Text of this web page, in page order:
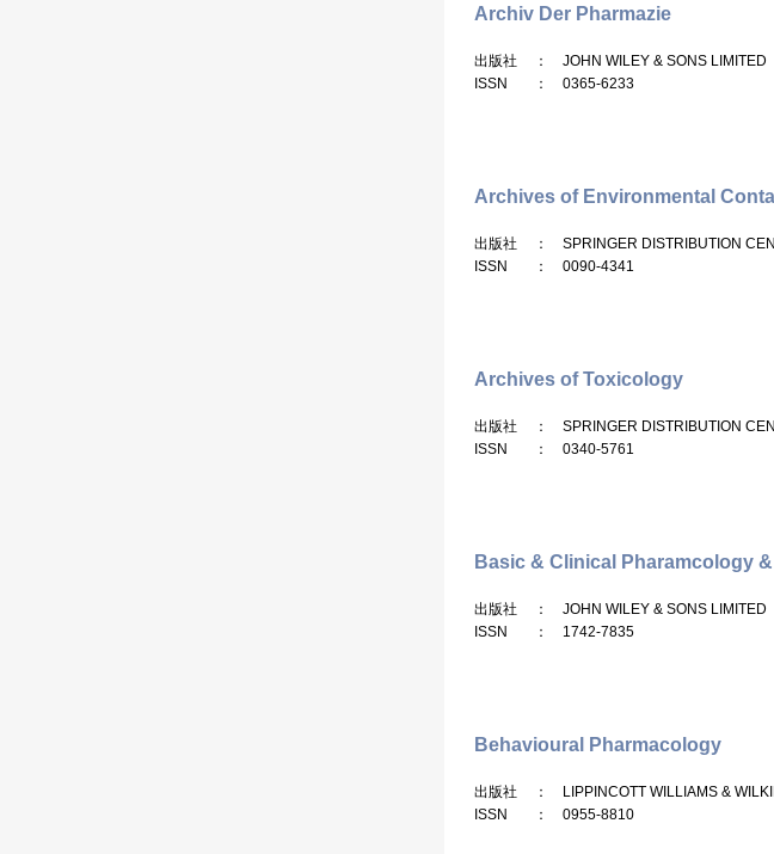
Archiv Der Pharmazie
出版社
： JOHN WILEY & SONS LIMITED
ISSN
： 0365-6233
Archives of Environmental
出版社
： SPRINGER DISTRIBUTION
ISSN
： 0090-4341
Archives of Toxicology
出版社
： SPRINGER DISTRIBUTION
ISSN
： 0340-5761
Basic & Clinical Pharamcology
出版社
： JOHN WILEY & SONS LIMITED
ISSN
： 1742-7835
Behavioural Pharmacology
出版社
： LIPPINCOTT WILLIAMS &
ISSN
： 0955-8810